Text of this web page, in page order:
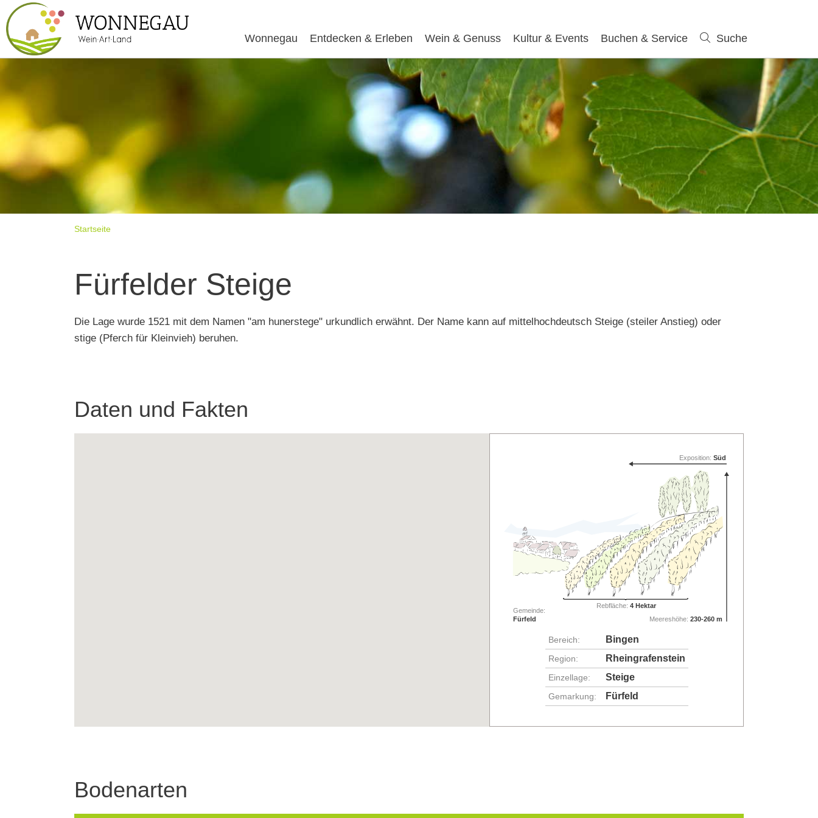
Wonnegau Entdecken & Erleben Wein & Genuss Kultur & Events Buchen & Service Suche
Startseite
Fürfelder Steige
Die Lage wurde 1521 mit dem Namen "am hunerstege" urkundlich erwähnt. Der Name kann auf mittelhochdeutsch Steige (steiler Anstieg) oder
stige (Pferch für Kleinvieh) beruhen.
Daten und Fakten
Rebfläche: 4 Hektar
Gemeinde:
Fürfeld Meereshöhe:230-260 m
Exposition:Süd
Bereich: Bingen
Region: Rheingrafenstein
Einzellage: Steige
Gemarkung: Fürfeld
Bodenarten